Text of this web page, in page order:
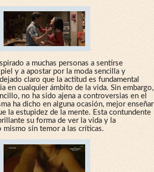
a muchas personas a sentirse
y a apostar por la moda sencilla y
claro que la actitud es fundamental
en cualquier ámbito de la vida. Sin embargo,
no ha sido ajena a controversias en el
ha dicho en alguna ocasión, mejor enseñar
la estupidez de la mente. Esta contundente
su forma de ver la vida y la
mismo sin temor a las críticas.